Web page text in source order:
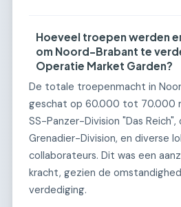
Hoeveel troepen werden
om Noord-Brabant te
Operatie Market Garden?
De totale troepenmacht in
geschat op 60.000 tot 70.000
SS-Panzer-Division "Das
Grenadier-Division, en diverse
collaborateurs. Dit was een
kracht, gezien de
verdediging.